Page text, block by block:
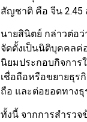
สัญชาติ คือ จีน 2.45
นายสินิตย์ กล่าวต่อว่
จัดตั้งเป็นนิติบุคคลค่
นิยมประกอบกิจการ
เชื่อถือหรือขยายธุร
ถือ และต่อยอดทาง
ทั้งนี้ จากการสำรว